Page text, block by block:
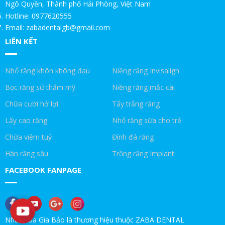
ƯU ĐÃI ĐẶC BIỆT CHO KHÁCH HÀNG NGÀNH BẤT ĐỘNG SẢN.
CHỨC NĂNG CỦA RĂNG KHÔN!NHA KHOA GIA BẢO
Trồng răng Implant ăn hạt cứng thoải mái|Nha Khoa Gia Bảo
Trồng răng Implant ở Gia Bảo như ở Mỹ|Nha Khoa Gia Bảo
Trồng răng Implant ăn nhai thế nào?!Nha Khoa Gia Bảo
Trồng răng Implant sợ nhất điều này|Nha Khoa Gia Bảo
Chú Thọ 70 tuổi| SAO VẪN QUYẾT ĐỊNH CẤY IMPLANT|Nha Khoa
Gia Bảo
Ngô Quyền, Thành phố Hải Phòng, Việt Nam
Hotline: 0977620555
Email: zabadentalgb@gmail.com
LIÊN KẾT
Nhổ răng khôn không đau
Niềng răng Invisalign
Bọc răng sứ thẩm mỹ
Niềng răng mắc cài
Chữa cười hở lợi
Tẩy trắng răng
Lấy cao răng
Nhổ răng sữa cho trẻ
Chữa viêm tuỷ
Đính đá răng
Hàn răng sâu
Trồng răng Implant
FACEBOOK FANPAGE
Nha khoa Gia Bảo là thương hiệu thuộc ZABA DENTAL